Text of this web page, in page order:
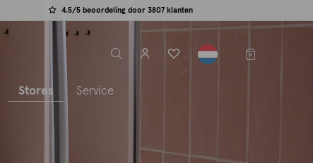
4.5/5 beoordeling door 3807 klanten
label.header.toggle
Stores Service